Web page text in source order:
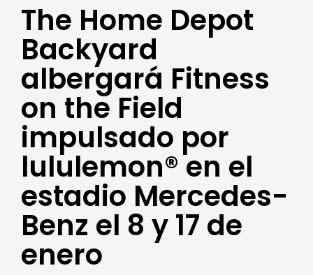
The Home Depot
Backyard
albergará Fitness
on the Field
impulsado por
lululemon® en el
estadio Mercedes-
Benz el 8 y 17 de
enero